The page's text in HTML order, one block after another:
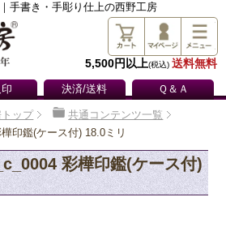
手書き・手彫り仕上の西野工房
5,500円以上(税込) 送料無料
決済/送料 Ｑ＆Ａ
ップ
共通コンテンツ一覧
印鑑(ケース付) 18.0ミリ
彩樺印鑑(ケース付)